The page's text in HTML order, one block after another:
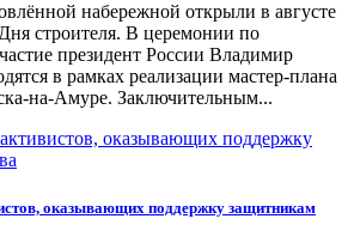
набережной открыли в августе
строителя. В церемонии по
президент России Владимир
в рамках реализации мастер-плана
на-Амуре. Заключительным...
оказывающих поддержку защитникам